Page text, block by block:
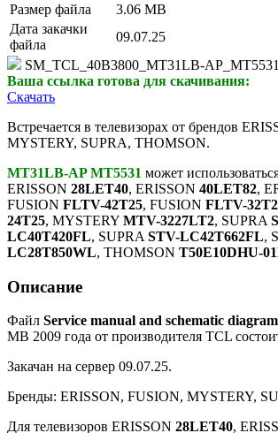
Размер файла
3.06 MB
Дата закачки
файла
09.07.25
SM_TCL_40B3800_MT31LB-
Ваша ссылка готова для скачивания:
Скачать
Встречается в телевизорах от брендов
MYSTERY, SUPRA, THOMSON.
MT31LB-AP MT5531 может
ERISSON 28LET40, ERISSON 40LET82,
FUSION FLTV-42T25, FUSION FLTV-
24T25, MYSTERY MTV-3227LT2, SUPRA
LC40T420FL, SUPRA STV-LC42T662FL,
LC28T850WL, THOMSON T50E10DHU-
Описание
Файл Service manual and schematic diagram
MB 2009 года от производителя TCL
Закачан на сервер 09.07.25.
Бренды: ERISSON, FUSION, MYSTERY,
Для телевизоров ERISSON 28LET40,